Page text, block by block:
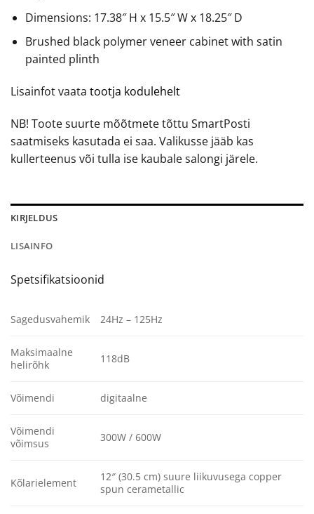
Dimensions: 17.38″ H x 15.5″ W x 18.25″ D
Brushed black polymer veneer cabinet with satin
painted plinth
Lisainfot vaata tootja kodulehelt
NB! Toote suurte mõõtmete tõttu SmartPosti
saatmiseks kasutada ei saa. Valikusse jääb kas
kullerteenus või tulla ise kaubale salongi järele.
KIRJELDUS
LISAINFO
Spetsifikatsioonid
Sagedusvahemik 24Hz – 125Hz
Maksimaalne
helirõhk
118dB
Võimendi digitaalne
Võimendi
võimsus
300W / 600W
Kõlarielement
12″ (30.5 cm) suure liikuvusega copper
spun cerametallic